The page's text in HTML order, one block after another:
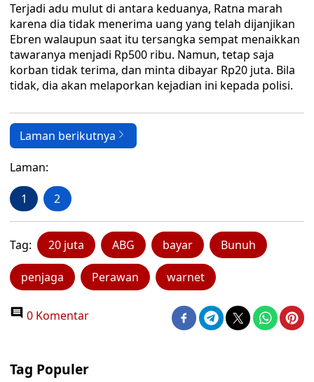
Terjadi adu mulut di antara keduanya, Ratna marah
karena dia tidak menerima uang yang telah dijanjikan
Ebren walaupun saat itu tersangka sempat menaikkan
tawaranya menjadi Rp500 ribu. Namun, tetap saja
korban tidak terima, dan minta dibayar Rp20 juta. Bila
tidak, dia akan melaporkan kejadian ini kepada polisi.
Laman berikutnya
Laman:
1 2
Tag: 20 juta ABG bayar Bunuh
penjaga Perawan warnet
0 Komentar
Tag Populer